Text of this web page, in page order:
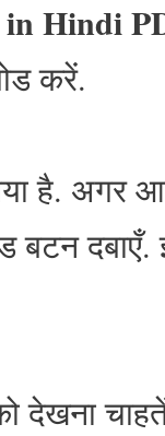
Hindi
करें.
है.
बटन
देखना